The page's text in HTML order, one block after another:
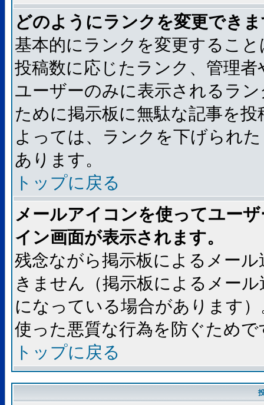
どのようにランクを変更でき
基本的にランクを変更するこ
投稿数に応じたランク、管理
ユーザーのみに表示されるラ
ために掲示板に無駄な記事を
よっては、ランクを下げられ
あります。
トップに戻る
メールアイコンを使ってユー
イン画面が表示されます。
残念ながら掲示板によるメー
きません（掲示板によるメー
になっている場合があります
使った悪質な行為を防ぐためで
トップに戻る